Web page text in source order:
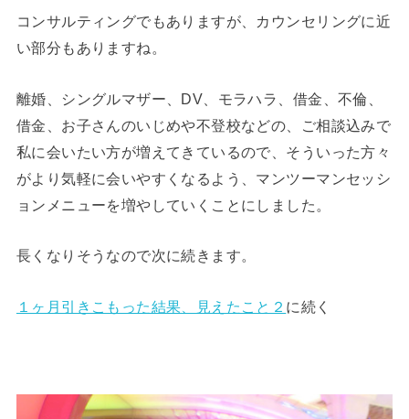
コンサルティングでもありますが、カウンセリングに近
い部分もありますね。
離婚、シングルマザー、DV、モラハラ、借金、不倫、
借金、お子さんのいじめや不登校などの、ご相談込みで
私に会いたい方が増えてきているので、そういった方々
がより気軽に会いやすくなるよう、マンツーマンセッシ
ョンメニューを増やしていくことにしました。
長くなりそうなので次に続きます。
１ヶ月引きこもった結果、見えたこと２ に続く